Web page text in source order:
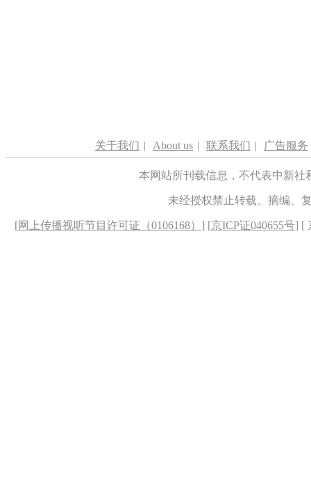
关于我们 | About us | 联系我们 | 广告服务
本网站所刊载信息，不代表中新
未经授权禁止转载、摘编、
[网上传播视听节目许可证（0106168） ] [京ICP证040655号] [